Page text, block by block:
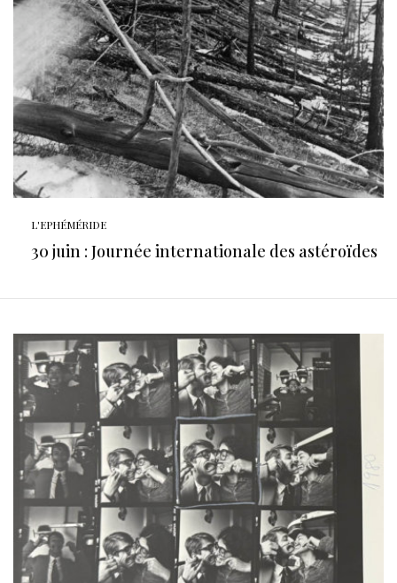
L'EPHÉMÉRIDE
30 juin : Journée internationale des astéroïdes